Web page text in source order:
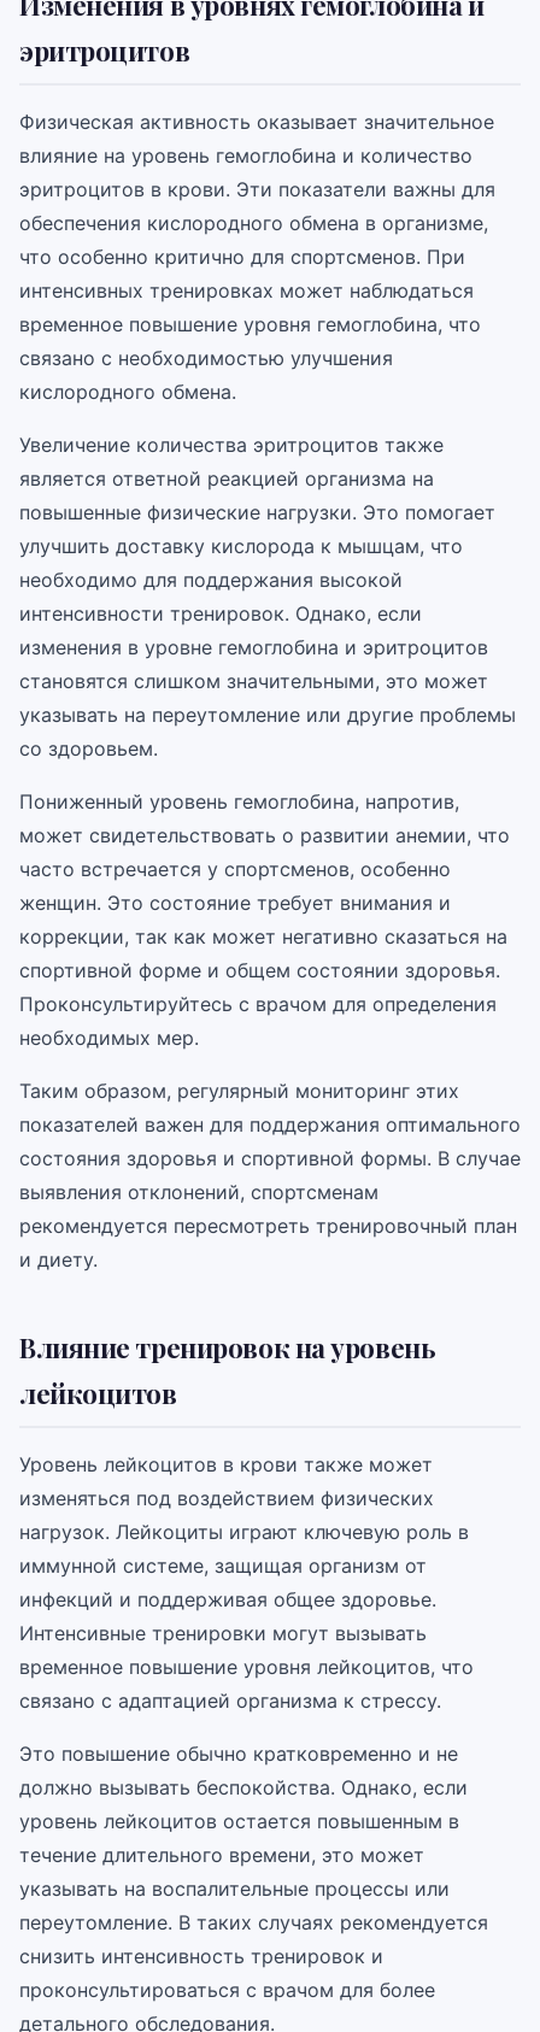
эритроцитов
Физическая активность оказывает значительное
влияние на уровень гемоглобина и количество
эритроцитов в крови. Эти показатели важны для
обеспечения кислородного обмена в организме,
что особенно критично для спортсменов. При
интенсивных тренировках может наблюдаться
временное повышение уровня гемоглобина, что
связано с необходимостью улучшения
кислородного обмена.
Увеличение количества эритроцитов также
является ответной реакцией организма на
повышенные физические нагрузки. Это помогает
улучшить доставку кислорода к мышцам, что
необходимо для поддержания высокой
интенсивности тренировок. Однако, если
изменения в уровне гемоглобина и эритроцитов
становятся слишком значительными, это может
указывать на переутомление или другие проблемы
со здоровьем.
Пониженный уровень гемоглобина, напротив,
может свидетельствовать о развитии анемии, что
часто встречается у спортсменов, особенно
женщин. Это состояние требует внимания и
коррекции, так как может негативно сказаться на
спортивной форме и общем состоянии здоровья.
Проконсультируйтесь с врачом для определения
необходимых мер.
Таким образом, регулярный мониторинг этих
показателей важен для поддержания оптимального
состояния здоровья и спортивной формы. В случае
выявления отклонений, спортсменам
рекомендуется пересмотреть тренировочный план
и диету.
Влияние тренировок на уровень
лейкоцитов
Уровень лейкоцитов в крови также может
изменяться под воздействием физических
нагрузок. Лейкоциты играют ключевую роль в
иммунной системе, защищая организм от
инфекций и поддерживая общее здоровье.
Интенсивные тренировки могут вызывать
временное повышение уровня лейкоцитов, что
связано с адаптацией организма к стрессу.
Это повышение обычно кратковременно и не
должно вызывать беспокойства. Однако, если
уровень лейкоцитов остается повышенным в
течение длительного времени, это может
указывать на воспалительные процессы или
переутомление. В таких случаях рекомендуется
снизить интенсивность тренировок и
проконсультироваться с врачом для более
детального обследования.